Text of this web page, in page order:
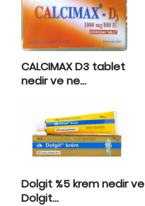
CALCIMAX D3 tablet
nedir ve ne...
Dolgit %5 krem nedir ve
Dolgit...